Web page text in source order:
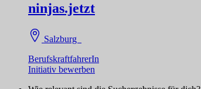
ninjas.jetzt
Salzburg
BerufskraftfahrerIn
Initiativ bewerben